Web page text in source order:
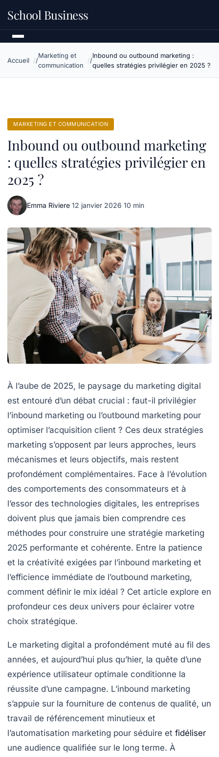
School Business
Accueil
Marketing et
communication
Inbound ou outbound marketing :
quelles stratégies privilégier en 2025 ?
MARKETING ET COMMUNICATION
Inbound ou outbound marketing
: quelles stratégies privilégier en
2025 ?
Emma Riviere·12 janvier 2026·10 min
À l’aube de 2025, le paysage du marketing digital
est entouré d’un débat crucial : faut-il privilégier
l’inbound marketing ou l’outbound marketing pour
optimiser l’acquisition client ? Ces deux stratégies
marketing s’opposent par leurs approches, leurs
mécanismes et leurs objectifs, mais restent
profondément complémentaires. Face à l’évolution
des comportements des consommateurs et à
l’essor des technologies digitales, les entreprises
doivent plus que jamais bien comprendre ces
méthodes pour construire une stratégie marketing
2025 performante et cohérente. Entre la patience
et la créativité exigées par l’inbound marketing et
l’efficience immédiate de l’outbound marketing,
comment définir le mix idéal ? Cet article explore en
profondeur ces deux univers pour éclairer votre
choix stratégique.
Le marketing digital a profondément muté au fil des
années, et aujourd’hui plus qu’hier, la quête d’une
expérience utilisateur optimale conditionne la
réussite d’une campagne. L’inbound marketing
s’appuie sur la fourniture de contenus de qualité, un
travail de référencement minutieux et
l’automatisation marketing pour séduire et fidéliser
une audience qualifiée sur le long terme. À